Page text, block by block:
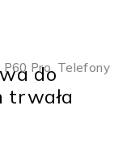
Pro, Telefony
do
trwała